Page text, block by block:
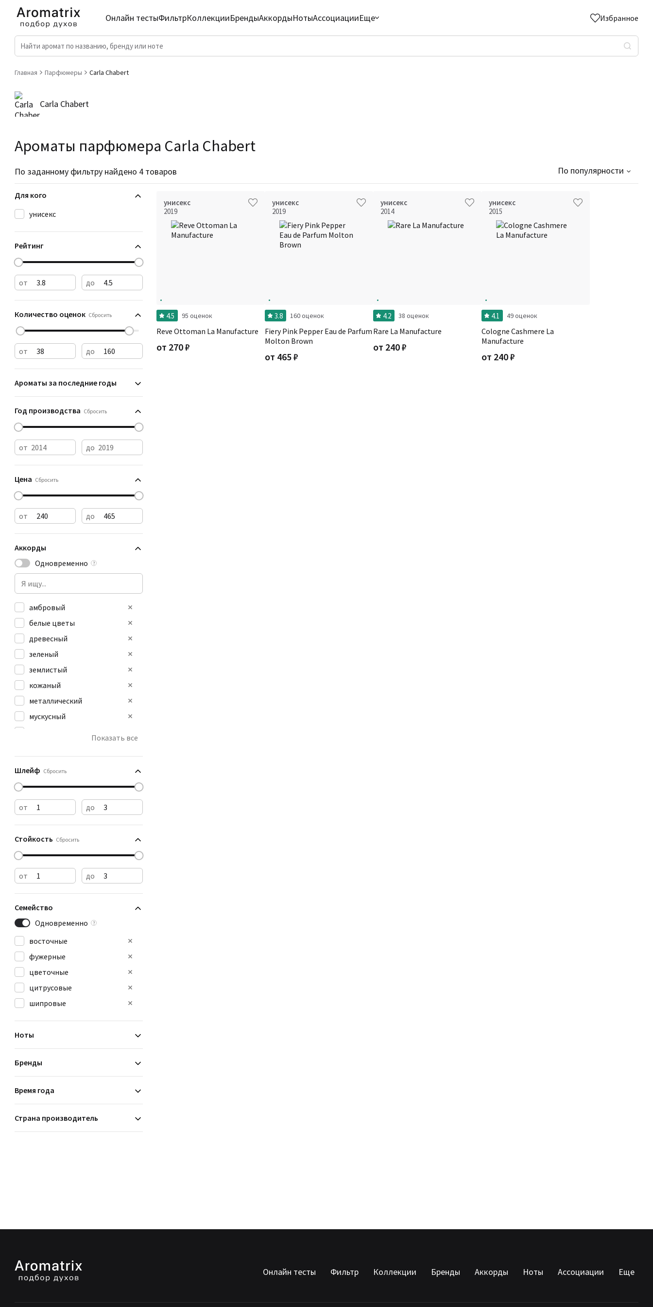
Онлайн тестыФильтрКоллекцииБрендыАккордыНотыАссоциацииЕще Избранное
Главная Парфюмеры Carla Chabert
Carla Chabert
Ароматы парфюмера Carla Chabert
По заданному фильтру найдено 4 товаров По популярности
Для кого
унисекс
Рейтинг
от до
Количество оценок Сбросить
от до
Ароматы за последние годы
Год производства Сбросить
от до
Цена Сбросить
от до
Аккорды
Одновременно
?
амбровый
белые цветы
древесный
зеленый
землистый
кожаный
металлический
мускусный
Показать все
Шлейф Сбросить
от до
Стойкость Сбросить
от до
Семейство
Одновременно
?
восточные
фужерные
цветочные
цитрусовые
шипровые
Ноты
Бренды
Время года
Страна производитель
унисекс
2019
4.5 95 оценок
Reve Ottoman La Manufacture
от 270₽
унисекс
2019
3.8 160 оценок
Fiery Pink Pepper Eau de Parfum
Molton Brown
от 465₽
унисекс
2014
4.2 38 оценок
Rare La Manufacture
от 240₽
унисекс
2015
4.1 49 оценок
Cologne Cashmere La
Manufacture
от 240₽
Онлайн тесты Фильтр Коллекции Бренды Аккорды Ноты Ассоциации Еще